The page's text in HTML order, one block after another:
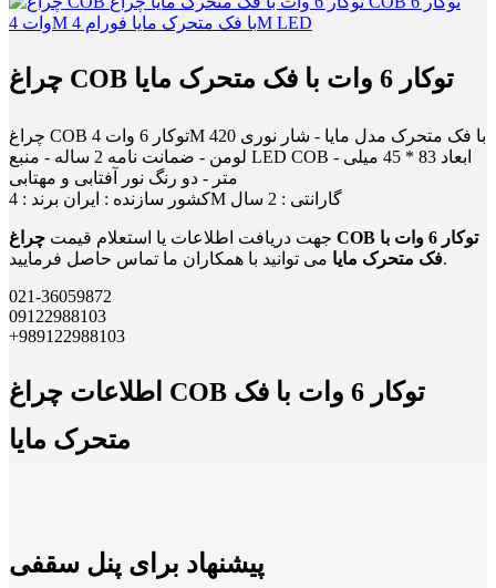
چراغ COB توکار 6 وات با فک متحرک مایا
چراغ COB توکار 6 وات 4M با فک متحرک مدل مایا - شار نوری 420
لومن - ضمانت نامه 2 ساله - منبع LED COB - ابعاد 83 * 45 میلی
کشور سازنده : ایران برند : 4M گارانتی : 2 سال
جهت دریافت اطلاعات یا استعلام قیمت چراغ COB توکار 6 وات با
فک متحرک مایامی توانید با همکاران ما تماس حاصل فرمایید.
021-36059872
09122988103
+989122988103
اطلاعات چراغ COB توکار 6 وات با فک
متحرک مایا
پیشنهاد برای پنل سقفی